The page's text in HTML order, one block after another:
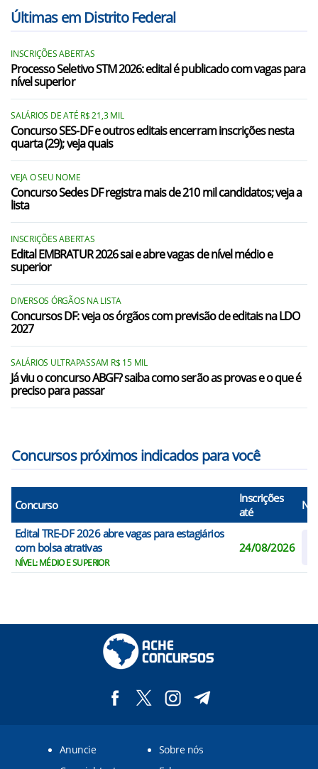
Últimas em Distrito Federal
INSCRIÇÕES ABERTAS
Processo Seletivo STM 2026: edital é publicado com vagas para
nível superior
SALÁRIOS DE ATÉ R$ 21,3 MIL
Concurso SES-DF e outros editais encerram inscrições nesta
quarta (29); veja quais
VEJA O SEU NOME
Concurso Sedes DF registra mais de 210 mil candidatos; veja a
lista
INSCRIÇÕES ABERTAS
Edital EMBRATUR 2026 sai e abre vagas de nível médio e
superior
DIVERSOS ÓRGÃOS NA LISTA
Concursos DF: veja os órgãos com previsão de editais na LDO
2027
SALÁRIOS ULTRAPASSAM R$ 15 MIL
Já viu o concurso ABGF? saiba como serão as provas e o que é
preciso para passar
Concursos próximos indicados para você
Concurso
Inscrições
até
N°
Edital TRE-DF 2026 abre vagas para estagiários
com bolsa atrativas
NÍVEL: MÉDIO E SUPERIOR
24/08/2026
Anuncie
Sobre nós